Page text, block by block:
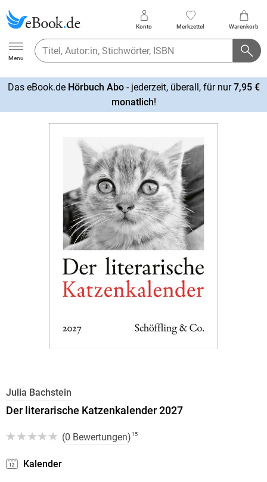
Ebook.de
Menu
Konto Merkzettel Warenkorb
Das eBook.de Hörbuch Abo- jederzeit, überall, für nur7,95 €
monatlich!
Julia Bachstein
Der literarische Katzenkalender 2027
(0 Bewertungen) 15
Kalender